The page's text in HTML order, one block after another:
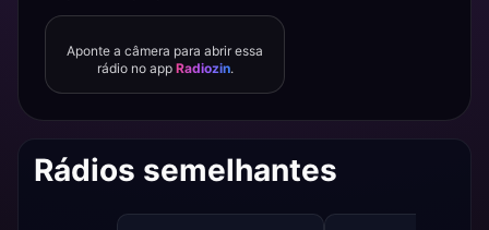
Aponte a câmera para abrir essa
rádio no app Radiozin.
Rádios semelhantes